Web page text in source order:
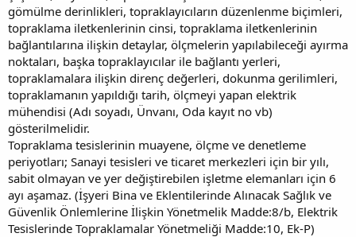
gömülme derinlikleri, topraklayıcıların düzenlenme biçimleri,
topraklama iletkenlerinin cinsi, topraklama iletkenlerinin
bağlantılarına ilişkin detaylar, ölçmelerin yapılabileceği ayırma
noktaları, başka topraklayıcılar ile bağlantı yerleri,
topraklamalara ilişkin direnç değerleri, dokunma gerilimleri,
topraklamanın yapıldığı tarih, ölçmeyi yapan elektrik
mühendisi (Adı soyadı, Ünvanı, Oda kayıt no vb)
gösterilmelidir.
Topraklama tesislerinin muayene, ölçme ve denetleme
periyotları; Sanayi tesisleri ve ticaret merkezleri için bir yılı,
sabit olmayan ve yer değiştirebilen işletme elemanları için 6
ayı aşamaz. (İşyeri Bina ve Eklentilerinde Alınacak Sağlık ve
Güvenlik Önlemlerine İlişkin Yönetmelik Madde:8/b, Elektrik
Tesislerinde Topraklamalar Yönetmeliği Madde:10, Ek-P)